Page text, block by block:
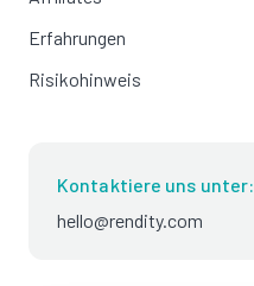
Erfahrungen
Risikohinweis
Kontaktiere uns unter:
hello@rendity.com